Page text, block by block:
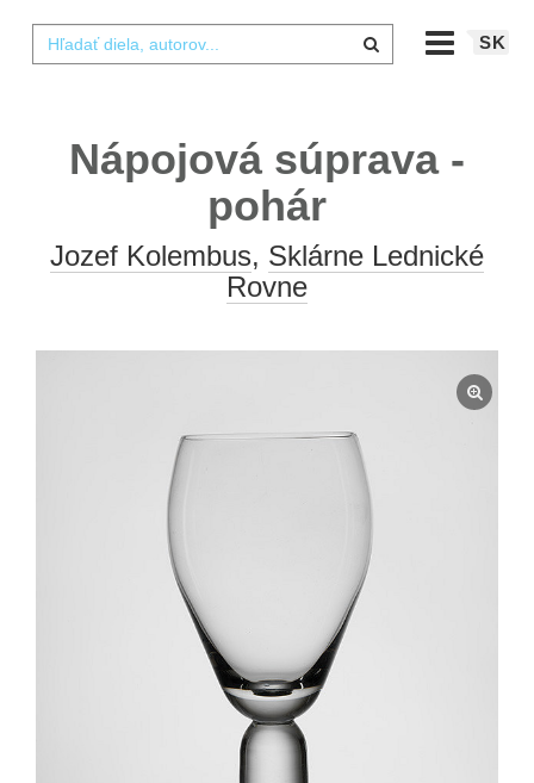
SK
Nápojová súprava -
pohár
Jozef Kolembus, Sklárne Lednické
Rovne